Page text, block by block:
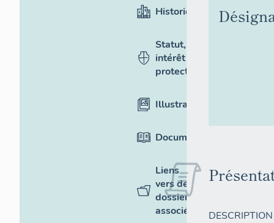
Historique
Statut,
intérêt et
protection
Illustrations
Documentation
Liens
vers des
dossiers
associés
DESCRIPTION